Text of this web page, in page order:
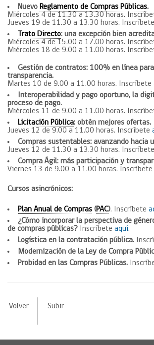
Nuevo Reglamento de Compras Públicas.
Miércoles 4 de 11.30 a 13.30 horas.
Jueves 19 de 11.30 a 13.30 horas. Inscríbete
Trato Directo: una excepción bien
Miércoles 4 de 15.00 a 17.00 horas.
Miércoles 18 de 9.00 a 11.00 horas.
Gestión de contratos: 100% en línea
transparencia.
Martes 10 de 9.00 a 11.00 horas. Inscríbete
Interoperabilidad y pago oportuno, la
proceso de pago.
Miércoles 11 de 9.00 a 11.00 horas.
Licitación Pública: obtén mejores ofertas.
Jueves 12 de 9.00 a 11.00 horas. Inscríbete
Compras sustentables: avanzando hacia
Jueves 12 de 11.30 a 13.30 horas. Inscríbete
Compra Ágil: más participación y
Viernes 13 de 9.00 a 11.00 horas. Inscríbete
Cursos asincrónicos:
Plan Anual de Compras (PAC). Inscríbete
¿Cómo incorporar la perspectiva de
de compras públicas? Inscríbete aquí.
Logística en la contratación pública.
Modernización de la Ley de Compra
Probidad en las Compras Públicas.
Volver Subir